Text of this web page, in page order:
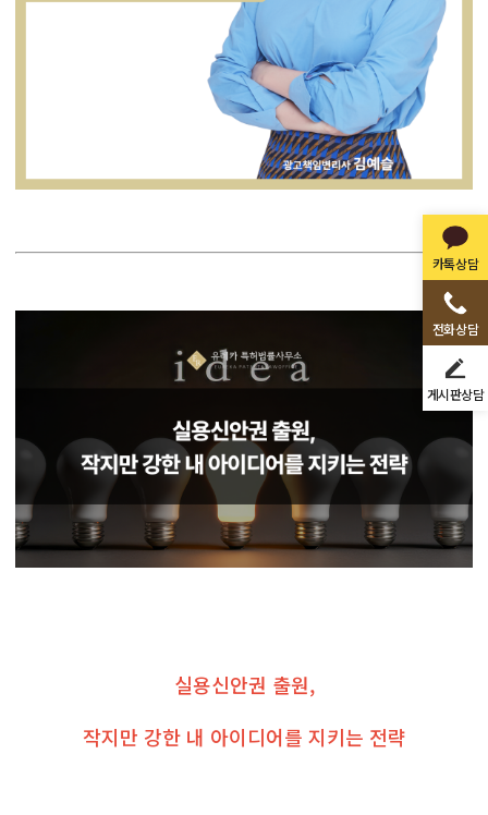
카톡상담
전화상담
게시판상담
실용신안권 출원,
작지만 강한 내 아이디어를 지키는 전략